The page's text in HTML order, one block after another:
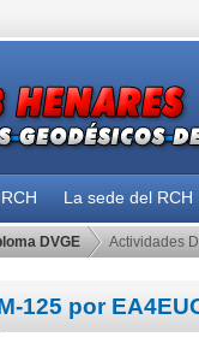
La sede del RCH
DVGE Actividades
125 por